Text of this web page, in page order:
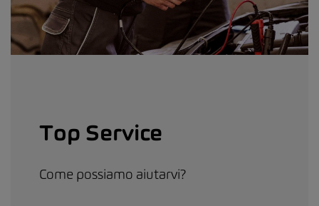
Top Service
Come possiamo aiutarvi?